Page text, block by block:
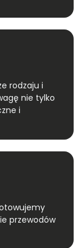
rodzaju i
nie tylko
i
przewodów